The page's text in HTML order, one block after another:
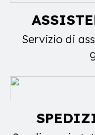
Servizio di